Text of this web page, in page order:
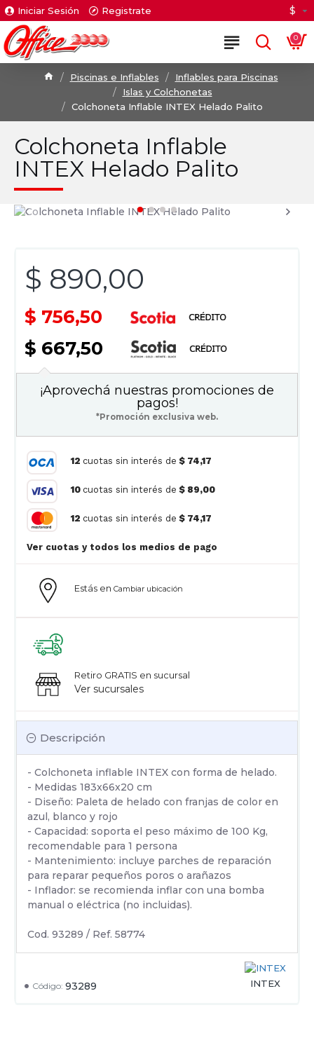
Iniciar Sesión Registrate $
0
Piscinas e Inflables
Inflables para Piscinas
Islas y Colchonetas
Colchoneta Inflable INTEX Helado Palito
Colchoneta Inflable
INTEX Helado Palito
Código: 93289 INTEX
$ 890,00
$ 756,50
$ 667,50
Descripción
- Colchoneta inflable INTEX con forma de helado.
- Medidas 183x66x20 cm
- Diseño: Paleta de helado con franjas de color en
azul, blanco y rojo
- Capacidad: soporta el peso máximo de 100 Kg,
recomendable para 1 persona
- Mantenimiento: incluye parches de reparación
para reparar pequeños poros o arañazos
- Inflador: se recomienda inflar con una bomba
manual o eléctrica (no incluidas).
Cod. 93289 / Ref. 58774
Estás en Cambiar ubicación
Retiro GRATIS en sucursal
Ver sucursales
¡Aprovechá nuestras promociones de
pagos!
*Promoción exclusiva web.
12 cuotas sin interés de $ 74,17
10 cuotas sin interés de $ 89,00
12 cuotas sin interés de $ 74,17
Ver cuotas y todos los medios de pago